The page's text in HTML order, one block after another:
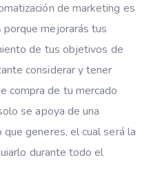
de marketing es
mejorarás tus
de tus objetivos de
considerar y tener
compra de tu mercado
se apoya de una
generes, el cual será la
durante todo el